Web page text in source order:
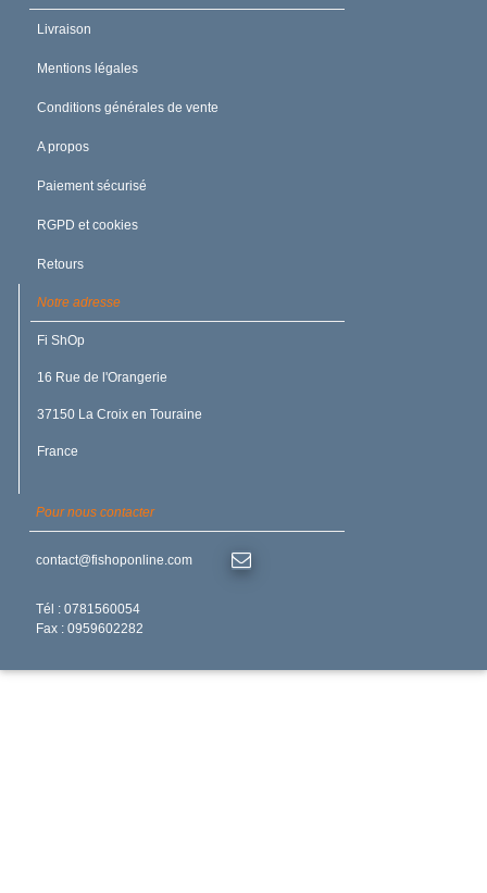
JOINT U / PISTON 8X16X8
4.90 €
Livraison
Mentions légales
Conditions générales de vente
A propos
Paiement sécurisé
RGPD et cookies
Retours
Notre adresse
Fi ShOp
16 Rue de l'Orangerie
37150 La Croix en Touraine
France
Pour nous contacter
contact@fishoponline.com
Tél : 0781560054
Fax : 0959602282